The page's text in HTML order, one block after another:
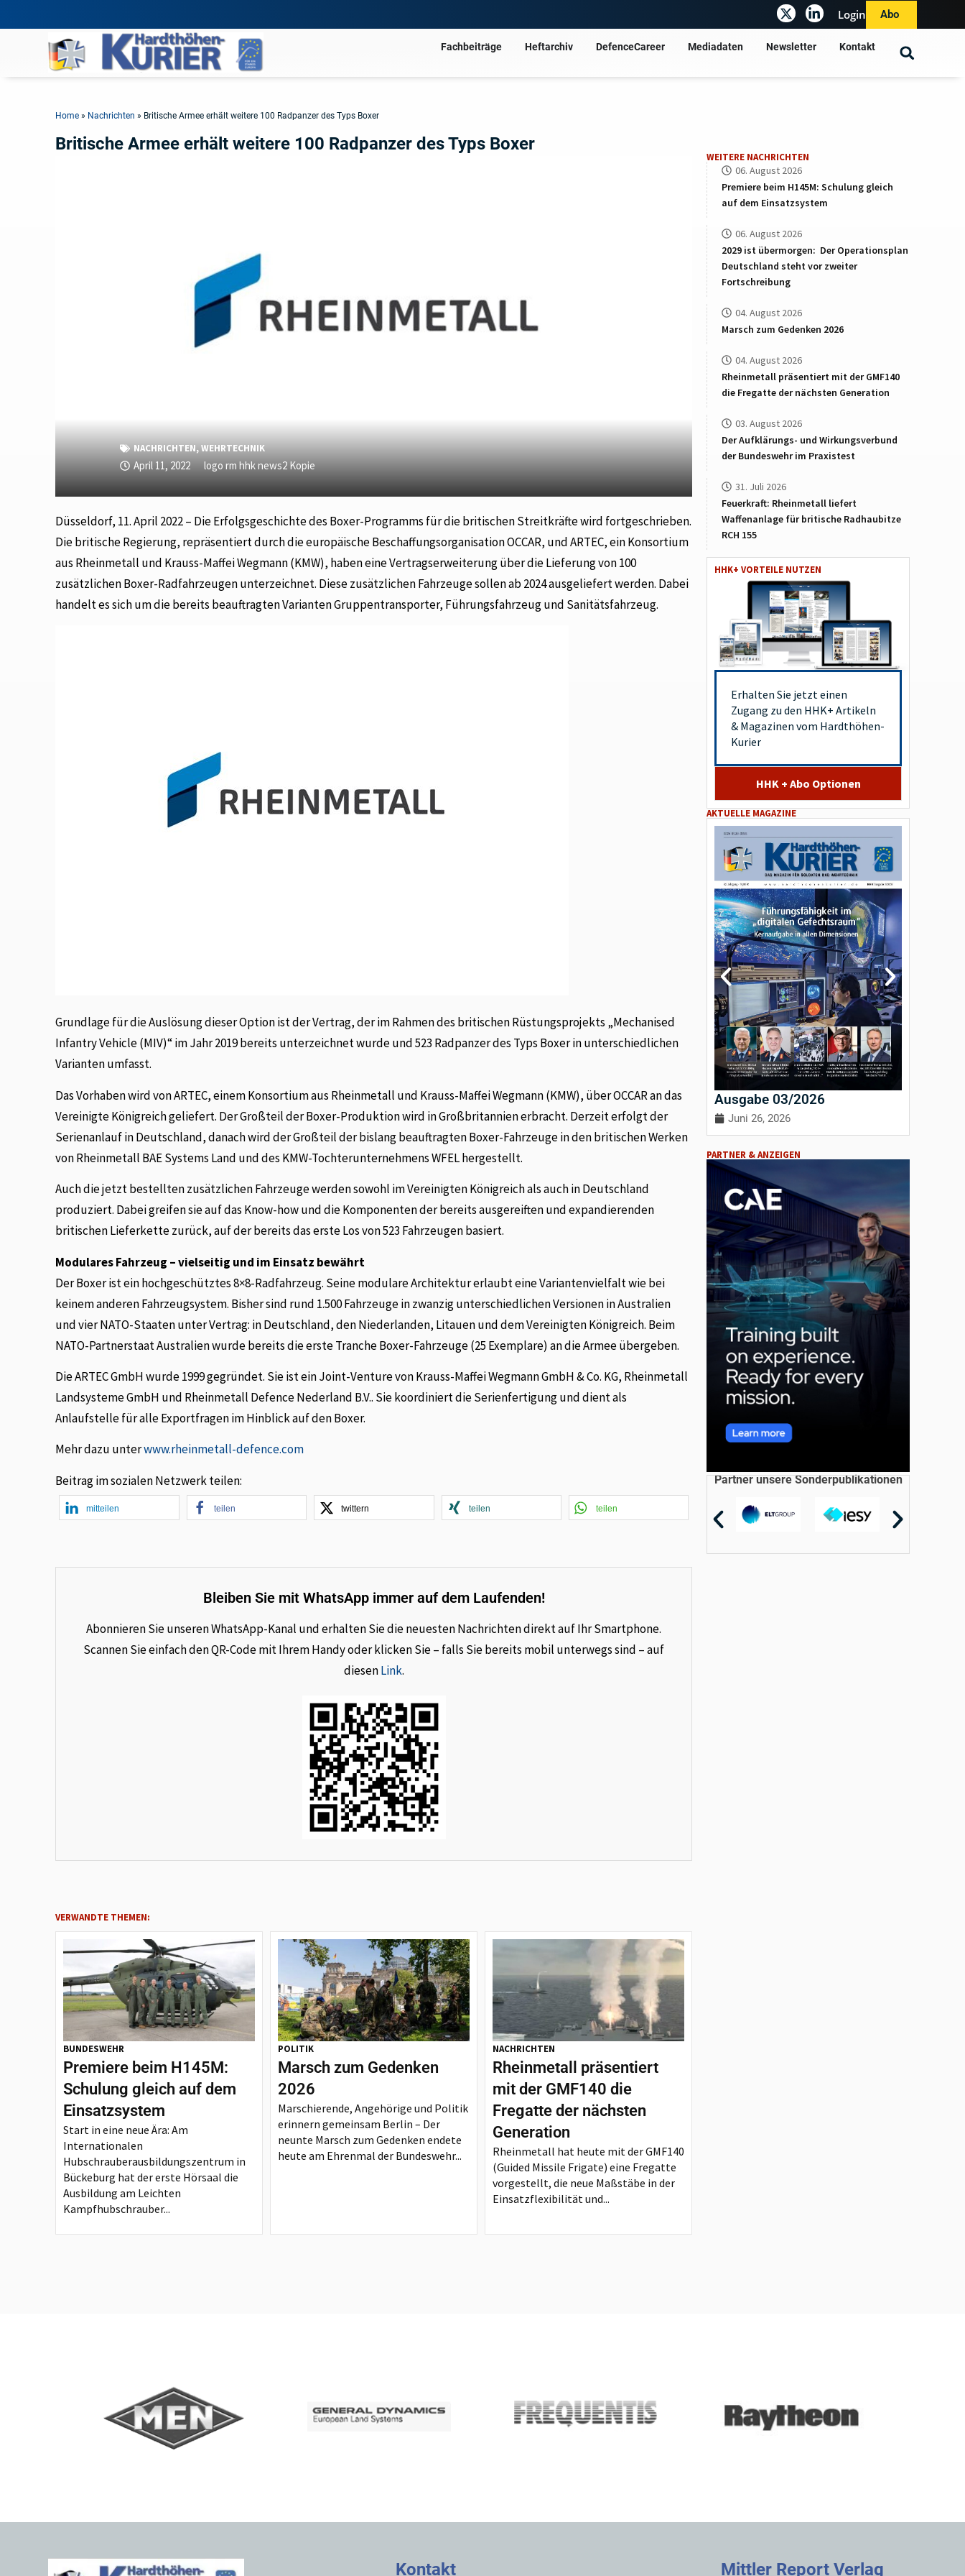
Login Abo
Fachbeiträge Heftarchiv DefenceCareer Mediadaten Newsletter Kontakt
Home » Nachrichten » Britische Armee erhält weitere 100 Radpanzer des Typs Boxer
Britische Armee erhält weitere 100 Radpanzer des Typs Boxer
NACHRICHTEN,WEHRTECHNIK
April 11, 2022 logo rm hhk news2 Kopie
Düsseldorf, 11. April 2022 – Die Erfolgsgeschichte des Boxer-Programms für die britischen Streitkräfte wird fortgeschrieben.
Die britische Regierung, repräsentiert durch die europäische Beschaffungsorganisation OCCAR, und ARTEC, ein Konsortium
aus Rheinmetall und Krauss-Maffei Wegmann (KMW), haben eine Vertragserweiterung über die Lieferung von 100
zusätzlichen Boxer-Radfahrzeugen unterzeichnet. Diese zusätzlichen Fahrzeuge sollen ab 2024 ausgeliefert werden. Dabei
handelt es sich um die bereits beauftragten Varianten Gruppentransporter, Führungsfahrzeug und Sanitätsfahrzeug.
Grundlage für die Auslösung dieser Option ist der Vertrag, der im Rahmen des britischen Rüstungsprojekts „Mechanised
Infantry Vehicle (MIV)“ im Jahr 2019 bereits unterzeichnet wurde und 523 Radpanzer des Typs Boxer in unterschiedlichen
Varianten umfasst.
Das Vorhaben wird von ARTEC, einem Konsortium aus Rheinmetall und Krauss-Maffei Wegmann (KMW), über OCCAR an das
Vereinigte Königreich geliefert. Der Großteil der Boxer-Produktion wird in Großbritannien erbracht. Derzeit erfolgt der
Serienanlauf in Deutschland, danach wird der Großteil der bislang beauftragten Boxer-Fahrzeuge in den britischen Werken
von Rheinmetall BAE Systems Land und des KMW-Tochterunternehmens WFEL hergestellt.
Auch die jetzt bestellten zusätzlichen Fahrzeuge werden sowohl im Vereinigten Königreich als auch in Deutschland
produziert. Dabei greifen sie auf das Know-how und die Komponenten der bereits ausgereiften und expandierenden
britischen Lieferkette zurück, auf der bereits das erste Los von 523 Fahrzeugen basiert.
Modulares Fahrzeug – vielseitig und im Einsatz bewährt
Der Boxer ist ein hochgeschütztes 8×8-Radfahrzeug. Seine modulare Architektur erlaubt eine Variantenvielfalt wie bei
keinem anderen Fahrzeugsystem. Bisher sind rund 1.500 Fahrzeuge in zwanzig unterschiedlichen Versionen in Australien
und vier NATO-Staaten unter Vertrag: in Deutschland, den Niederlanden, Litauen und dem Vereinigten Königreich. Beim
NATO-Partnerstaat Australien wurde bereits die erste Tranche Boxer-Fahrzeuge (25 Exemplare) an die Armee übergeben.
Die ARTEC GmbH wurde 1999 gegründet. Sie ist ein Joint-Venture von Krauss-Maffei Wegmann GmbH & Co. KG, Rheinmetall
Landsysteme GmbH und Rheinmetall Defence Nederland B.V.. Sie koordiniert die Serienfertigung und dient als
Anlaufstelle für alle Exportfragen im Hinblick auf den Boxer.
Mehr dazu unterwww.rheinmetall-defence.com
Beitrag im sozialen Netzwerk teilen:
mitteilen teilen twittern teilen teilen
Bleiben Sie mit WhatsApp immer auf dem Laufenden!
Abonnieren Sie unseren WhatsApp-Kanal und erhalten Sie die neuesten Nachrichten direkt auf Ihr Smartphone.
Scannen Sie einfach den QR-Code mit Ihrem Handy oder klicken Sie – falls Sie bereits mobil unterwegs sind – auf
diesenLink.
VERWANDTE THEMEN:
BUNDESWEHR
Premiere beim H145M:
Schulung gleich auf dem
Einsatzsystem
Start in eine neue Ära: Am
Internationalen
Hubschrauberausbildungszentrum in
Bückeburg hat der erste Hörsaal die
Ausbildung am Leichten
Kampfhubschrauber...
POLITIK
Marsch zum Gedenken
2026
Marschierende, Angehörige und Politik
erinnern gemeinsam Berlin – Der
neunte Marsch zum Gedenken endete
heute am Ehrenmal der Bundeswehr...
NACHRICHTEN
Rheinmetall präsentiert
mit der GMF140 die
Fregatte der nächsten
Generation
Rheinmetall hat heute mit der GMF140
(Guided Missile Frigate) eine Fregatte
vorgestellt, die neue Maßstäbe in der
Einsatzflexibilität und...
WEITERE NACHRICHTEN
06. August 2026
Premiere beim H145M: Schulung gleich
auf dem Einsatzsystem
06. August 2026
2029 ist übermorgen: Der Operationsplan
Deutschland steht vor zweiter
Fortschreibung
04. August 2026
Marsch zum Gedenken 2026
04. August 2026
Rheinmetall präsentiert mit der GMF140
die Fregatte der nächsten Generation
03. August 2026
Der Aufklärungs- und Wirkungsverbund
der Bundeswehr im Praxistest
31. Juli 2026
Feuerkraft: Rheinmetall liefert
Waffenanlage für britische Radhaubitze
RCH 155
HHK+ VORTEILE NUTZEN
Erhalten Sie jetzt einen
Zugang zu den HHK+ Artikeln
& Magazinen vom Hardthöhen-
Kurier
HHK + Abo Optionen
AKTUELLE MAGAZINE
Ausgabe 03/2026
Juni 26, 2026
PARTNER & ANZEIGEN
Partner unsere Sonderpublikationen
Kontakt Mittler Report Verlag